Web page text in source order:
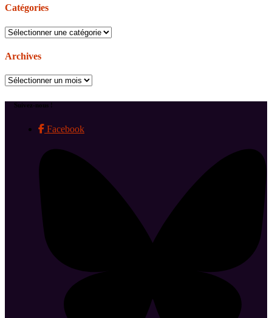
Catégories
Catégories
Archives
Archives
Suivez-nous !
Facebook